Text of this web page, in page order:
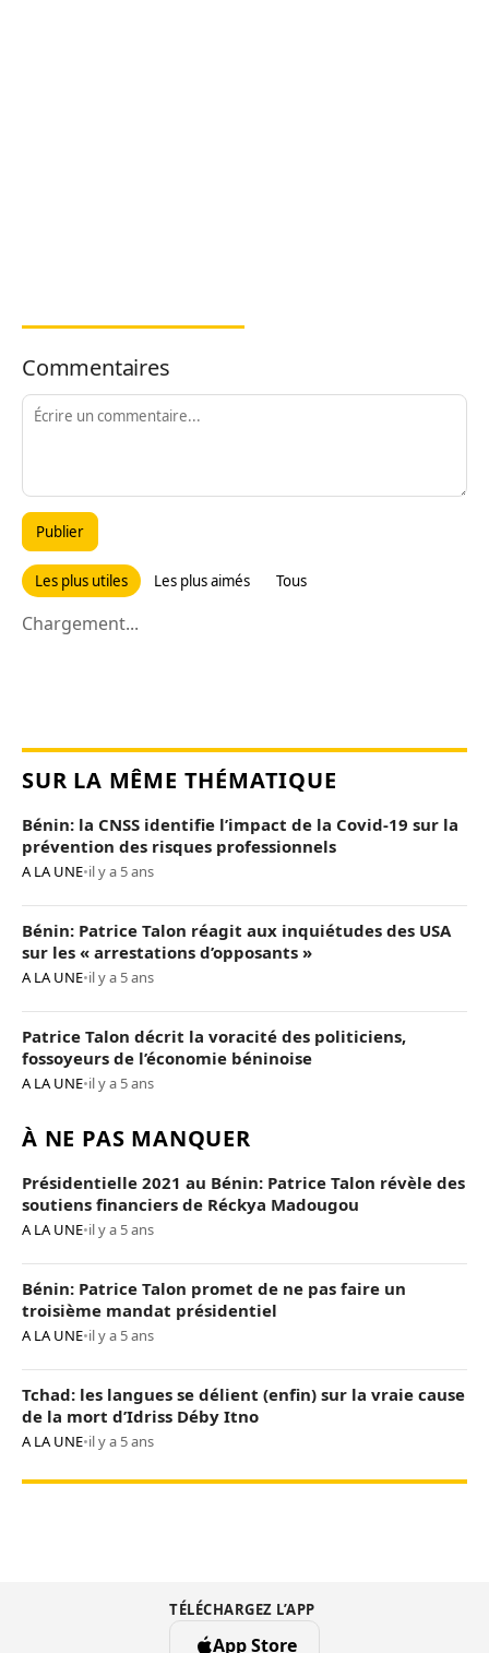
Commentaires
Publier
Les plus utiles Les plus aimés Tous
Chargement...
SUR LA MÊME THÉMATIQUE
Bénin: la CNSS identifie l’impact de la Covid-19 sur la
prévention des risques professionnels
A LA UNE•il y a 5 ans
Bénin: Patrice Talon réagit aux inquiétudes des USA
sur les « arrestations d’opposants »
A LA UNE•il y a 5 ans
Patrice Talon décrit la voracité des politiciens,
fossoyeurs de l’économie béninoise
A LA UNE•il y a 5 ans
À NE PAS MANQUER
Présidentielle 2021 au Bénin: Patrice Talon révèle des
soutiens financiers de Réckya Madougou
A LA UNE•il y a 5 ans
Bénin: Patrice Talon promet de ne pas faire un
troisième mandat présidentiel
A LA UNE•il y a 5 ans
Tchad: les langues se délient (enfin) sur la vraie cause
de la mort d’Idriss Déby Itno
A LA UNE•il y a 5 ans
TÉLÉCHARGEZ L’APP
App Store